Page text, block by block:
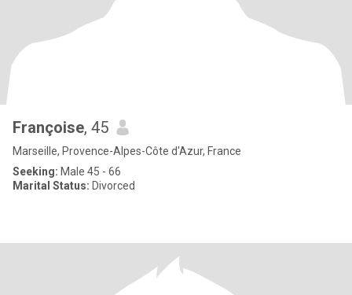
Françoise, 45
Marseille, Provence-Alpes-Côte d'Azur, France
Seeking: Male 45 - 66
Marital Status: Divorced